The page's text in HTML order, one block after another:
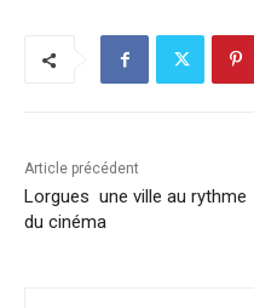
Article précédent
Lorgues une ville au rythme
du cinéma